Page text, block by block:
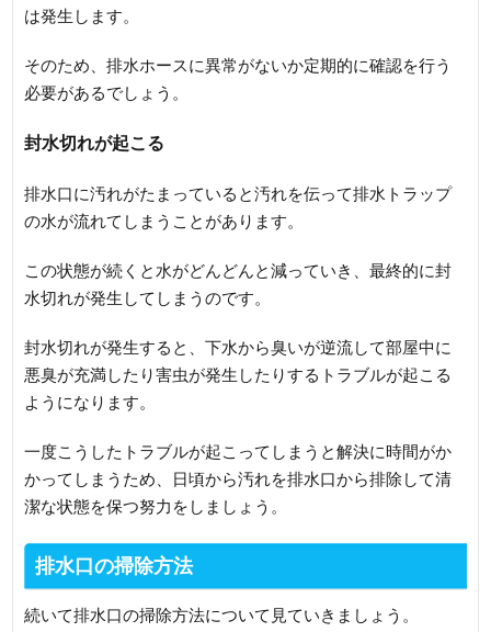
は発生します。
そのため、排水ホースに異常がないか定期的に確認を行う
必要があるでしょう。
封水切れが起こる
排水口に汚れがたまっていると汚れを伝って排水トラップ
の水が流れてしまうことがあります。
この状態が続くと水がどんどんと減っていき、最終的に封
水切れが発生してしまうのです。
封水切れが発生すると、下水から臭いが逆流して部屋中に
悪臭が充満したり害虫が発生したりするトラブルが起こる
ようになります。
一度こうしたトラブルが起こってしまうと解決に時間がか
かってしまうため、日頃から汚れを排水口から排除して清
潔な状態を保つ努力をしましょう。
排水口の掃除方法
続いて排水口の掃除方法について見ていきましょう。